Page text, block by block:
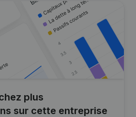
plus
sur cette entreprise